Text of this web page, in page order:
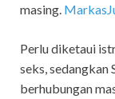
masing.
Perlu diketaui
seks, sedangkan
berhubungan